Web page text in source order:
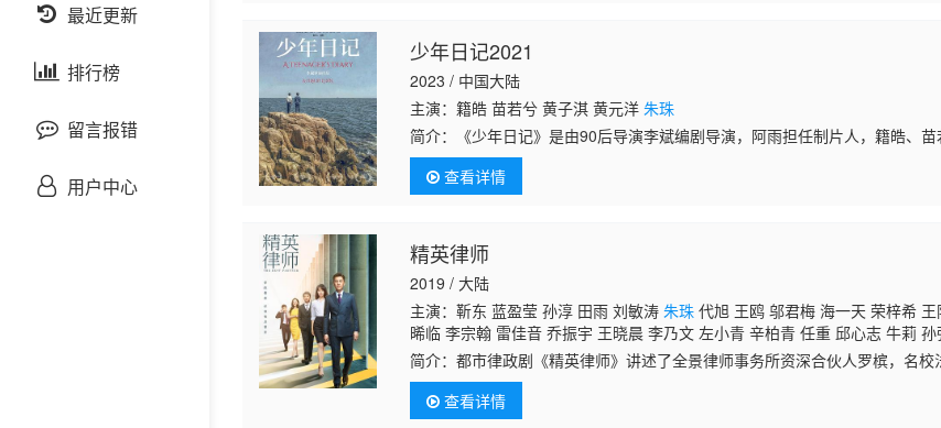
恐怖片
剧情片
战争片
悬疑片
欧美剧
泰国剧
港台综艺
欧美综艺
日韩动漫
欧美动漫
最近更新
排行榜
留言报错
用户中心
少年日记2021
2023 / 中国大陆
主演：籍皓 苗若兮 黄子淇 黄元洋朱珠
简介：
《少年日记》是由90后导演李斌编剧导演，阿雨担任制片人，籍皓、
庭教育的青少年成长电影，该片入围了第14届孟加拉国国际儿童电影节主竞赛
节主竞赛单元等多
查看详情
精英律师
2019 / 大陆
主演：靳东 蓝盈莹 孙淳 田雨 刘敏涛朱珠 代旭 王鸥 邬君梅 海一天 荣梓希
晞临 李宗翰 雷佳音 乔振宇 王晓晨 李乃文 左小青 辛柏青 任重 邱心志 牛莉
陆 梁天 罗海琼 薇薇 洪剑涛 张海宇 尹铸胜 万国鹏 程子铭 周劢劼 王秀竹 华程
越 吴昊 李亚真 张龄心 白澜 钱波 胡彩虹 叶鹏 张皓然 陆思宇 巩小榕 曾植 杨帆
吉 张柏嘉 陈佳妍 那威 李栋 刘敏 石小满 高宝宝 高秋
简介：都市律政剧《精英律师》讲述了全景律师事务所资深合伙人罗槟，名
曦闺蜜的一场官司与罗槟误打误撞，机缘巧合成了罗槟的助理故事。在共事过
的见解差异，频发冲
查看详情